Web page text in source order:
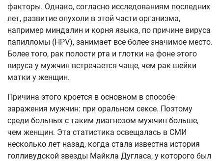
факторы. Однако, согласно исследованиям последних
лет, развитие опухоли в этой части организма,
например миндалин и корня языка, по причине вируса
папилломы (HPV), занимает все более значимое место.
Более того, рак полости рта и глотки на фоне этого
вируса у мужчин встречается чаще, чем рак шейки
матки у женщин.
Причина этого кроется в основном в способе
заражения мужчин: при оральном сексе. Поэтому
среди больных с таким диагнозом мужчин больше,
чем женщин. Эта статистика освещалась в СМИ
несколько лет назад, когда стала известна история
голливудской звезды Майкла Дугласа, у которого был